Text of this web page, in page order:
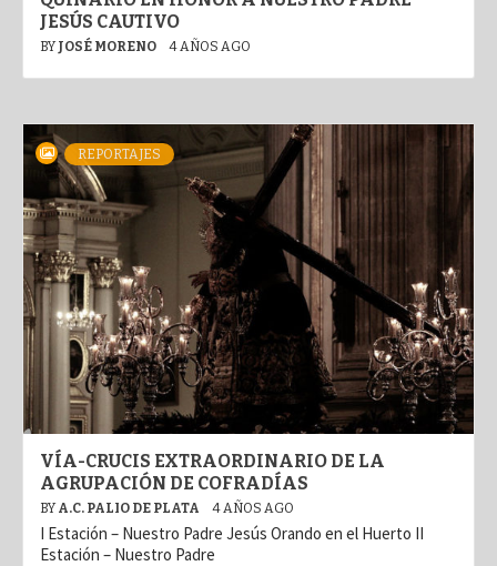
JESÚS CAUTIVO
BY JOSÉ MORENO 4 AÑOS AGO
REPORTAJES
VÍA-CRUCIS EXTRAORDINARIO DE LA
AGRUPACIÓN DE COFRADÍAS
BY A.C. PALIO DE PLATA 4 AÑOS AGO
I Estación – Nuestro Padre Jesús Orando en el Huerto II
Estación – Nuestro Padre